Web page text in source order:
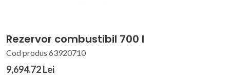
Rezervor combustibil 700 l
Cod produs 63920710
9,694.72 Lei